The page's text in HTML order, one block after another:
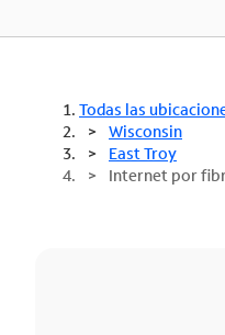
Todas las
Wisconsin
East Troy
Internet por